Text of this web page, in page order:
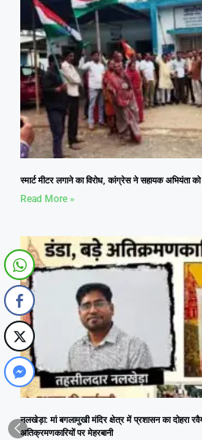
स्मार्ट मीटर लगाने का विरोध, कांग्रेस ने सहायक अभियंता को
Read More »
नलखेड़ा: मां बगलामुखी मंदिर क्षेत्र में प्रशासन का दोहरा
अतिक्रमणकारियों पर मेहरबानी